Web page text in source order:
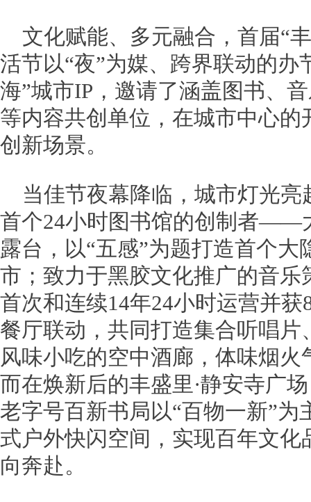
文化赋能、多元融合，首届“
活节以“夜”为媒、跨界联动的办
海”城市IP，邀请了涵盖图书、
等内容共创单位，在城市中心
创新场景。
当佳节夜幕降临，城市灯光
首个24小时图书馆的创制者——
露台，以“五感”为题打造首个
市；致力于黑胶文化推广的音
首次和连续14年24小时运营并
餐厅联动，共同打造集合听唱
风味小吃的空中酒廊，体味烟
而在焕新后的丰盛里·静安寺广
老字号百新书局以“百物一新”
式户外快闪空间，实现百年文
向奔赴。